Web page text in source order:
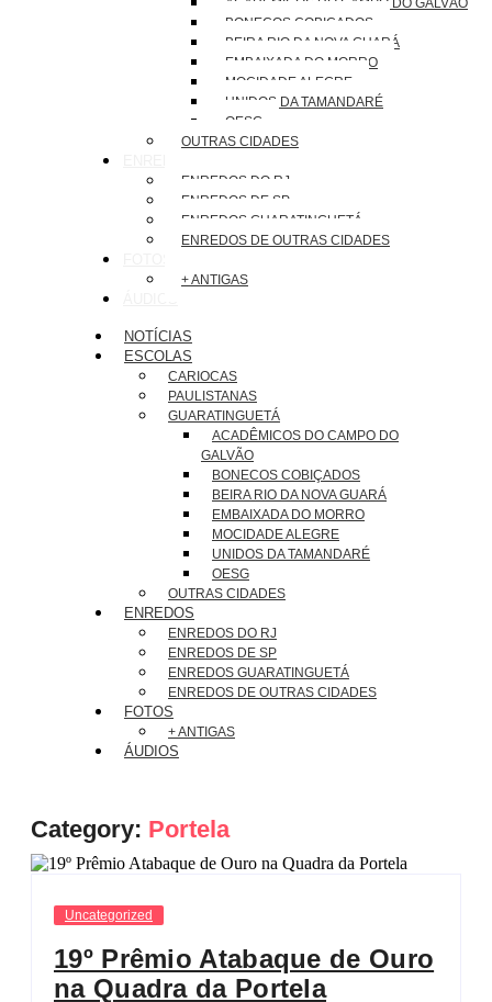
BONECOS COBIÇADOS
BEIRA RIO DA NOVA GUARÁ
EMBAIXADA DO MORRO
MOCIDADE ALEGRE
UNIDOS DA TAMANDARÉ
OESG
OUTRAS CIDADES
ENREDOS DO RJ
ENREDOS DE SP
ENREDOS GUARATINGUETÁ
ENREDOS DE OUTRAS CIDADES
+ ANTIGAS
NOTÍCIAS
ESCOLAS
CARIOCAS
PAULISTANAS
GUARATINGUETÁ
ACADÊMICOS DO CAMPO DO
GALVÃO
BONECOS COBIÇADOS
BEIRA RIO DA NOVA GUARÁ
EMBAIXADA DO MORRO
MOCIDADE ALEGRE
UNIDOS DA TAMANDARÉ
OESG
OUTRAS CIDADES
ENREDOS
ENREDOS DO RJ
ENREDOS DE SP
ENREDOS GUARATINGUETÁ
ENREDOS DE OUTRAS CIDADES
FOTOS
+ ANTIGAS
ÁUDIOS
Category: Portela
Uncategorized
19º Prêmio Atabaque de Ouro
na Quadra da Portela